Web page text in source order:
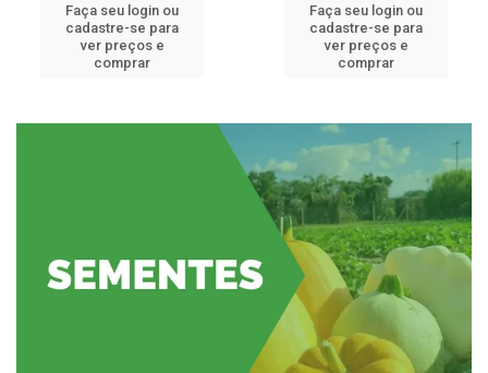
Faça seu login ou
cadastre-se para
ver preços e
comprar
Faça seu login ou
cadastre-se para
ver preços e
comprar